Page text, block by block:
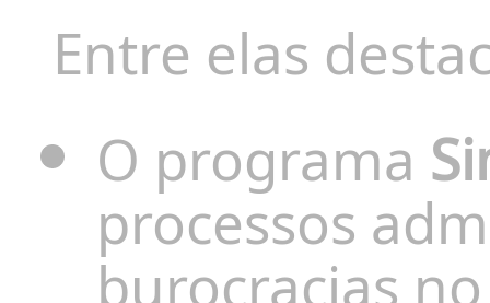
Entre elas
O programa
processos